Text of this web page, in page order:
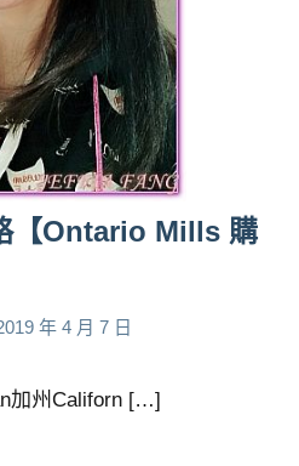
【Ontario Mills 購
年 4 月 7 日
加州Californ […]